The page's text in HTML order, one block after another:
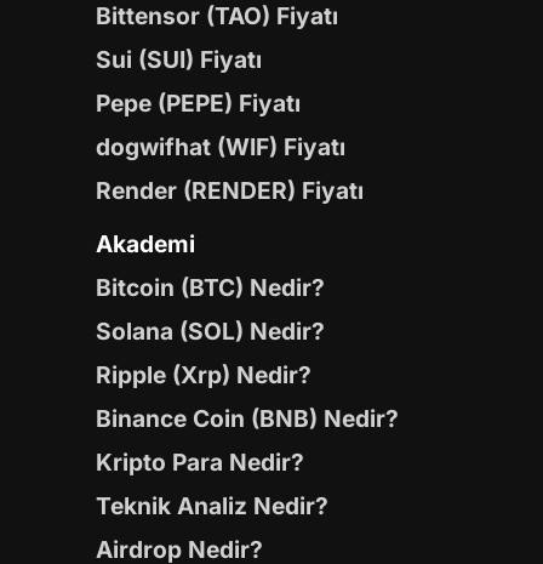
Bittensor (TAO) Fiyatı
Sui (SUI) Fiyatı
Pepe (PEPE) Fiyatı
dogwifhat (WIF) Fiyatı
Render (RENDER) Fiyatı
Akademi
Bitcoin (BTC) Nedir?
Solana (SOL) Nedir?
Ripple (Xrp) Nedir?
Binance Coin (BNB) Nedir?
Kripto Para Nedir?
Teknik Analiz Nedir?
Airdrop Nedir?